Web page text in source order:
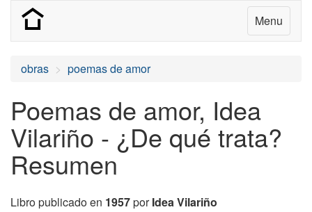
Menu
obras poemas de amor
Poemas de amor, Idea
Vilariño - ¿De qué trata?
Resumen
Libro publicado en 1957porIdea Vilariño